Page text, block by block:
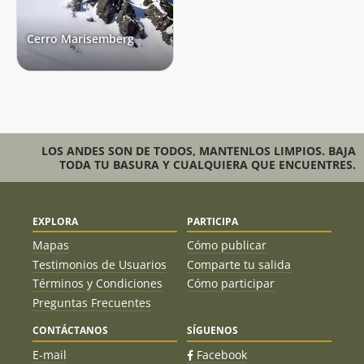
Cerro Marisemberg
LOS ANDES SON DE TODOS, MANTENLOS LIMPIOS. BAJA
TODA TU BASURA Y CUALQUIERA QUE ENCUENTRES.
EXPLORA
Mapas
Testimonios de Usuarios
Términos y Condiciones
Preguntas Frecuentes
PARTICIPA
Cómo publicar
Comparte tu salida
Cómo participar
CONTÁCTANOS
E-mail
SÍGUENOS
Facebook